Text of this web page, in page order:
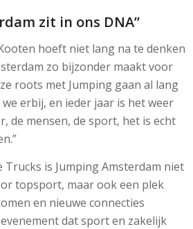
zit in ons DNA”
hoeft niet lang na te denken
zo bijzonder maakt voor
roots met Jumping gaan al lang
erbij, en ieder jaar is het weer
de mensen, de sport, het is echt
Trucks is Jumping Amsterdam niet
topsport, maar ook een plek
en nieuwe connecties
dat sport en zakelijk